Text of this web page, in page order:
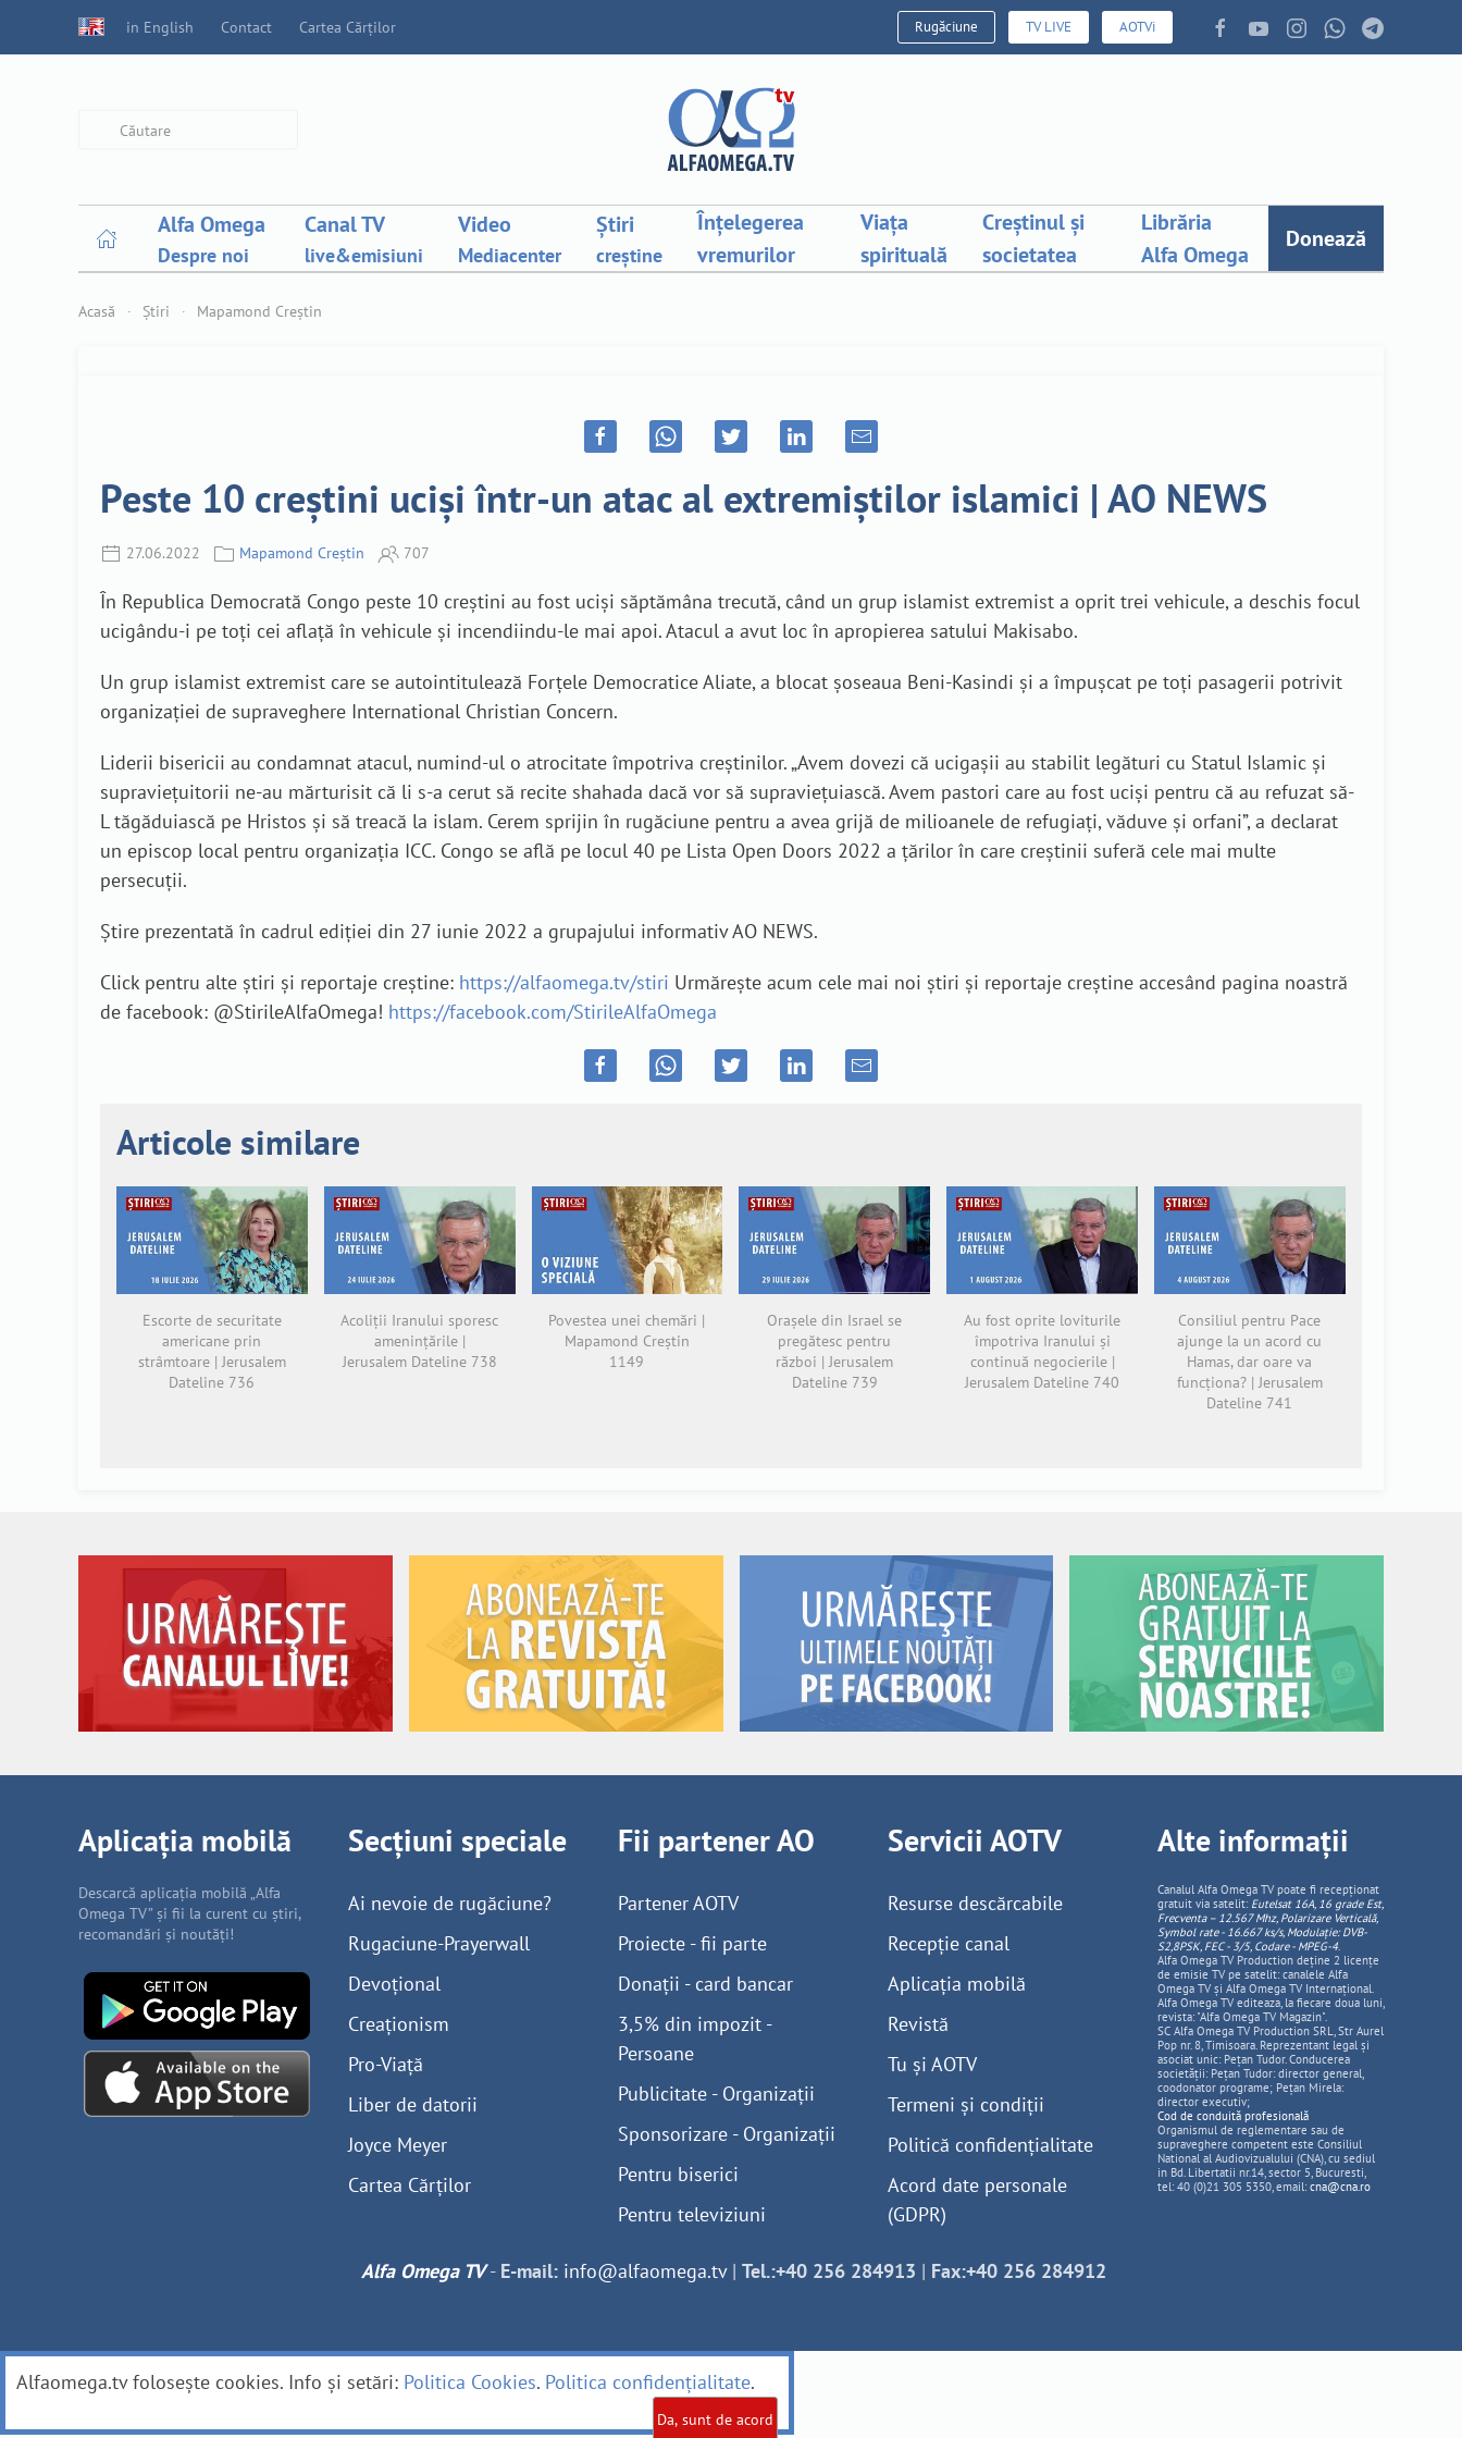
in English Contact Cartea Cărților Rugăciune TV LIVE AOTVi
Alfa Omega
Despre noi
Canal TV
live&emisiuni
Video
Mediacenter
Știri
creștine
Înțelegerea
vremurilor
Viața
spirituală
Creștinul și
societatea
Librăria
Alfa Omega
Donează
Acasă Știri Mapamond Creștin
Peste 10 creștini uciși într-un atac al extremiștilor islamici | AO NEWS
27.06.2022 Mapamond Creștin 707
În Republica Democrată Congo peste 10 creștini au fost uciși săptămâna trecută, când un grup islamist extremist a oprit trei vehicule, a deschis focul
ucigându-i pe toți cei aflață în vehicule și incendiindu-le mai apoi. Atacul a avut loc în apropierea satului Makisabo.
Un grup islamist extremist care se autointitulează Forțele Democratice Aliate, a blocat șoseaua Beni-Kasindi și a împușcat pe toți pasagerii potrivit
organizației de supraveghere International Christian Concern.
Liderii bisericii au condamnat atacul, numind-ul o atrocitate împotriva creștinilor. „Avem dovezi că ucigașii au stabilit legături cu Statul Islamic și
supraviețuitorii ne-au mărturisit că li s-a cerut să recite shahada dacă vor să supraviețuiască. Avem pastori care au fost uciși pentru că au refuzat să-
L tăgăduiască pe Hristos și să treacă la islam. Cerem sprijin în rugăciune pentru a avea grijă de milioanele de refugiați, văduve și orfani”, a declarat
un episcop local pentru organizația ICC. Congo se află pe locul 40 pe Lista Open Doors 2022 a țărilor în care creștinii suferă cele mai multe
persecuții.
Știre prezentată în cadrul ediției din 27 iunie 2022 a grupajului informativ AO NEWS.
Click pentru alte știri și reportaje creștine: https://alfaomega.tv/stiri Urmărește acum cele mai noi știri și reportaje creștine accesând pagina noastră
de facebook: @StirileAlfaOmega! https://facebook.com/StirileAlfaOmega
Articole similare
Escorte de securitate
americane prin
strâmtoare | Jerusalem
Dateline 736
Acoliții Iranului sporesc
amenințările |
Jerusalem Dateline 738
Povestea unei chemări |
Mapamond Creștin
1149
Orașele din Israel se
pregătesc pentru
război | Jerusalem
Dateline 739
Au fost oprite loviturile
împotriva Iranului și
continuă negocierile |
Jerusalem Dateline 740
Consiliul pentru Pace
ajunge la un acord cu
Hamas, dar oare va
funcționa? | Jerusalem
Dateline 741
Aplicația mobilă
Descarcă aplicația mobilă „Alfa
Omega TV” și fii la curent cu știri,
recomandări și noutăți!
Secțiuni speciale
Ai nevoie de rugăciune?
Rugaciune-Prayerwall
Devoțional
Creaționism
Pro-Viață
Liber de datorii
Joyce Meyer
Cartea Cărților
Fii partener AO
Partener AOTV
Proiecte - fii parte
Donații - card bancar
3,5% din impozit -
Persoane
Publicitate - Organizații
Sponsorizare - Organizații
Pentru biserici
Pentru televiziuni
Servicii AOTV
Resurse descărcabile
Recepție canal
Aplicația mobilă
Revistă
Tu și AOTV
Termeni și condiții
Politică confidențialitate
Acord date personale
(GDPR)
Alte informații
Canalul Alfa Omega TV poate fi recepționat
gratuit via satelit: Eutelsat 16A, 16 grade Est,
Frecventa – 12.567 Mhz, PolarizareVerticală,
Symbol rate - 16.667 ks/s, Modulație: DVB-
S2,8PSK, FEC - 3/5, Codare - MPEG-4.
Alfa Omega TV Production deține 2 licențe
de emisie TV pe satelit: canalele Alfa
Omega TV și Alfa Omega TV Internațional.
Alfa Omega TV editeaza, la fiecare doua luni,
revista: "Alfa Omega TV Magazin".
SC Alfa Omega TV Production SRL, Str Aurel
Pop nr. 8, Timisoara. Reprezentant legal și
asociat unic: Pețan Tudor. Conducerea
societății: Pețan Tudor: director general,
coodonator programe; Pețan Mirela:
director executiv;
Cod de conduită profesională
Organismul de reglementare sau de
supraveghere competent este Consiliul
National al Audiovizualului (CNA), cu sediul
in Bd. Libertatii nr.14, sector 5, Bucuresti,
tel: 40 (0)21 305 5350, email: cna@cna.ro
Alfa Omega TV- E-mail: info@alfaomega.tv| Tel.:+40 256 284913 | Fax:+40 256 284912
Alfaomega.tv folosește cookies. Info și setări: Politica Cookies. Politica confidențialitate.
Da, sunt de acord